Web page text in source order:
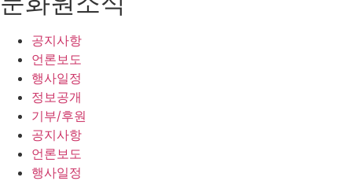
공지사항
언론보도
행사일정
정보공개
기부/후원
공지사항
언론보도
행사일정